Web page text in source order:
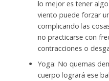
lo mejor es tener
viento puede forzar
complicando las
no practicarse con
contracciones o
Yoga: No quemas
cuerpo logrará ese